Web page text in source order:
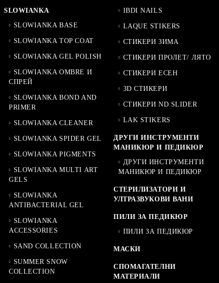
SLOWIANKA
SLOWIANKA BASE
SLOWIANKA TOP COAT
SLOWIANKA GEL POLISH
SLOWIANKA OMBRE И
СПРЕЙ
SLOWIANKA BOND AND
PRIMER
SLOWIANKA CLEANER
SLOWIANKA SPIDER GEL
SLOWIANKA PIGMENTS
SLOWIANKA MULTI ART
GELS
SLOWIANKA
ANTIBACTERIAL GEL
SLOWIANKA
ACCESSORIES
SAND COLLECTION
SUMMER SNOW
COLLECTION
IBDI NAILS
LAQUE STIKERS
СТИКЕРИ ЗИМА
СТИКЕРИ ПРОЛЕТ/ ЛЯТО
СТИКЕРИ ЕСЕН
3D СТИКЕРИ
СТИКЕРИ ND SLIDER
LAK STIKERS
ДРУГИ ИНСТРУМЕНТИ
МАНИКЮР И ПЕДИКЮР
ДРУГИ ИНСТРУМЕНТИ
МАНИКЮР И ПЕДИКЮР
СТЕРИЛИЗАТОРИ И
УЛТРАЗВУКОВИ ВАНИ
ПИЛИ ЗА ПЕДИКЮР
ПИЛИ ЗА ПЕДИКЮР
МАСКИ
СПОМАГАТЕЛНИ
МАТЕРИАЛИ